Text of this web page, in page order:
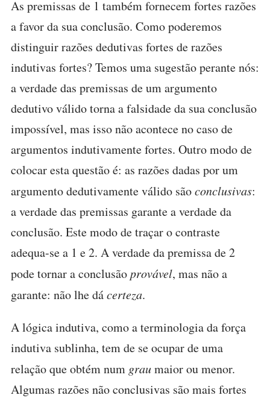
As premissas de 1 também fornecem fortes razões
a favor da sua conclusão. Como poderemos
distinguir razões dedutivas fortes de razões
indutivas fortes? Temos uma sugestão perante nós:
a verdade das premissas de um argumento
dedutivo válido torna a falsidade da sua conclusão
impossível, mas isso não acontece no caso de
argumentos indutivamente fortes. Outro modo de
colocar esta questão é: as razões dadas por um
argumento dedutivamente válido sãoconclusivas:
a verdade das premissas garante a verdade da
conclusão. Este modo de traçar o contraste
adequa-se a 1 e 2. A verdade da premissa de 2
pode tornar a conclusãoprovável, mas não a
garante: não lhe dácerteza.
A lógica indutiva, como a terminologia da força
indutiva sublinha, tem de se ocupar de uma
relação que obtém num graumaior ou menor.
Algumas razões não conclusivas são mais fortes